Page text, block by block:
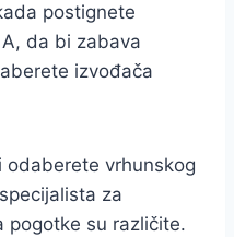
postignete
da bi zabava
izvođača
vrhunskog
za
pogotke su različite.